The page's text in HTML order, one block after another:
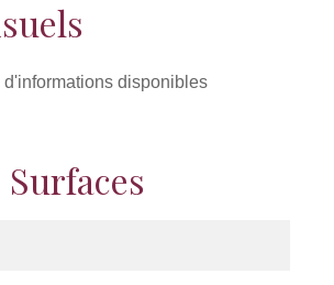
d'informations disponibles
Surfaces